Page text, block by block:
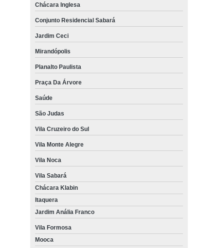
Chácara Inglesa
Conjunto Residencial Sabará
Jardim Ceci
Mirandópolis
Planalto Paulista
Praça Da Árvore
Saúde
São Judas
Vila Cruzeiro do Sul
Vila Monte Alegre
Vila Noca
Vila Sabará
Chácara Klabin
Itaquera
Jardim Anália Franco
Vila Formosa
Mooca